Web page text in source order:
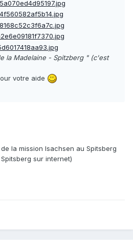
la Madelaine - Spitzberg " (c'est
votre aide
la mission Isachsen au Spitsberg
sur internet)